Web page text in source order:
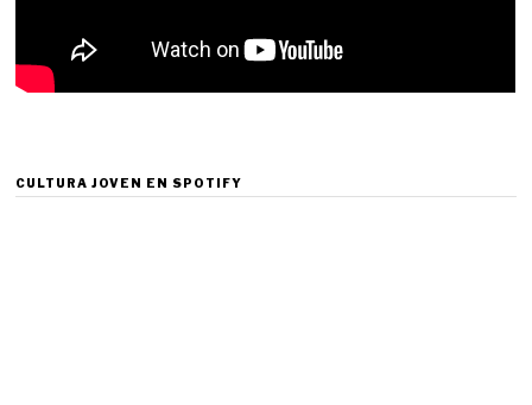
CULTURA JOVEN EN SPOTIFY